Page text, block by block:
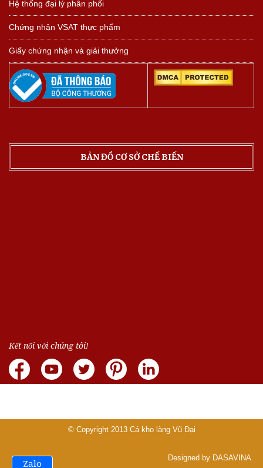
Hệ thống đại lý phân phối
Chứng nhận VSAT thực phẩm
Giấy chứng nhận và giải thưởng
BẢN ĐỒ CƠ SỞ CHẾ BIẾN
Kết nối với chúng tôi!
© Copyright 2013 Cá kho làng Vũ Đại
Designed by DASAVINA
Zalo